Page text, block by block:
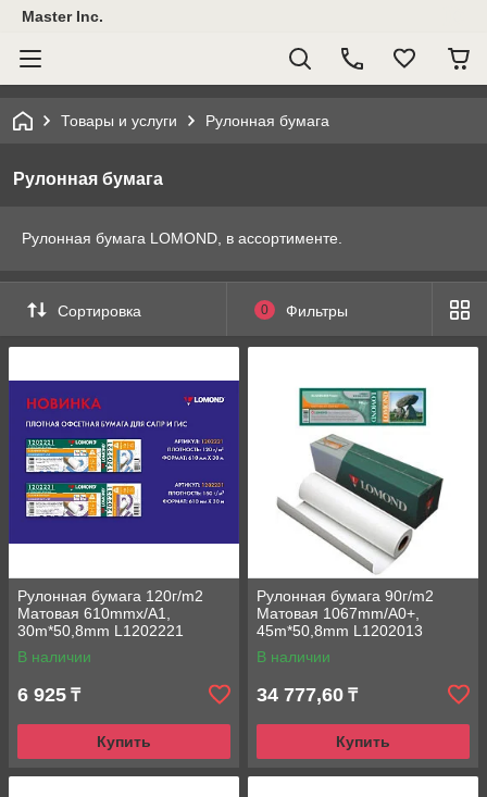
Master Inc.
Товары и услуги Рулонная бумага
Рулонная бумага
Рулонная бумага LOMOND, в ассортименте.
Сортировка 0 Фильтры
Рулонная бумага 120г/m2
Матовая 610mmx/A1,
30m*50,8mm L1202221
Lomond струйная печать
В наличии
6 925 ₸
Купить
Рулонная бумага 90г/m2
Матовая 1067mm/A0+,
45m*50,8mm L1202013
Premium струйная печать
В наличии
34 777,60 ₸
Купить